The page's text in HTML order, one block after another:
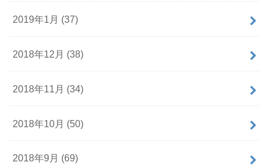
2019年1月 (37)
2018年12月 (38)
2018年11月 (34)
2018年10月 (50)
2018年9月 (69)